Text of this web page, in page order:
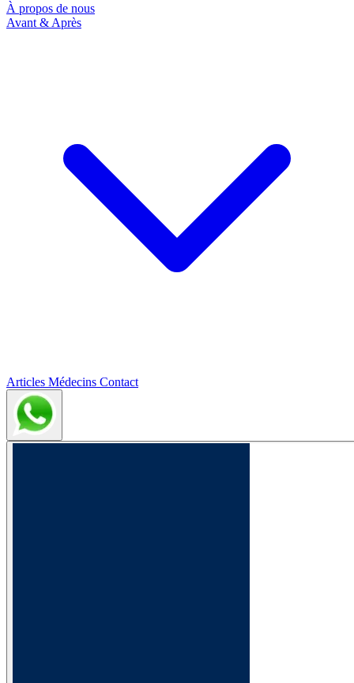
À propos de nous
Avant & Après
Articles Médecins Contact